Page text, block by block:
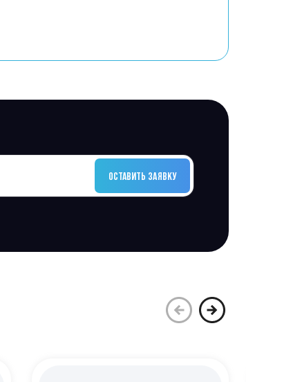
ОСТАВИТЬ ЗАЯВКУ